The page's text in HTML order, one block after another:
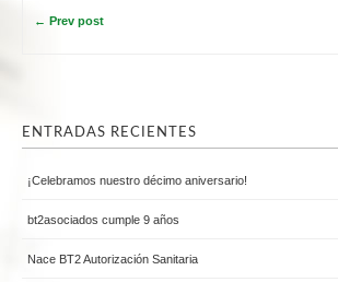
← Prev post
ENTRADAS RECIENTES
¡Celebramos nuestro décimo aniversario!
bt2asociados cumple 9 años
Nace BT2 Autorización Sanitaria